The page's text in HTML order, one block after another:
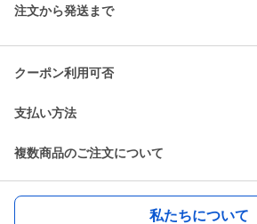
注文から発送まで
クーポン利用可否
支払い方法
複数商品のご注文について
私たちについて